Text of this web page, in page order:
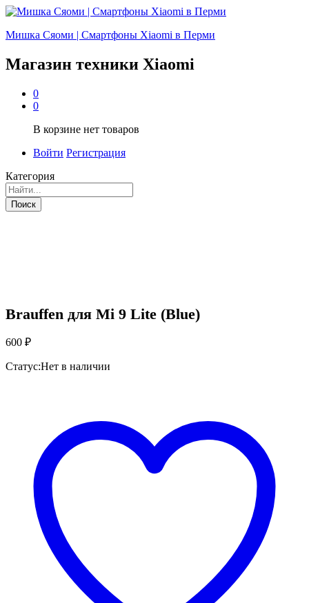
Мишка Сяоми | Смартфоны Xiaomi в Перми
Магазин техники Xiaomi
0
0
В корзине нет товаров
Войти Регистрация
Категория
Поиск
Brauffen для Mi 9 Lite (Blue)
600 ₽
Статус:Нет в наличии